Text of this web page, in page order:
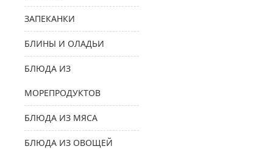
ЗАПЕКАНКИ
БЛИНЫ И ОЛАДЬИ
БЛЮДА ИЗ
МОРЕПРОДУКТОВ
БЛЮДА ИЗ МЯСА
БЛЮДА ИЗ ОВОЩЕЙ